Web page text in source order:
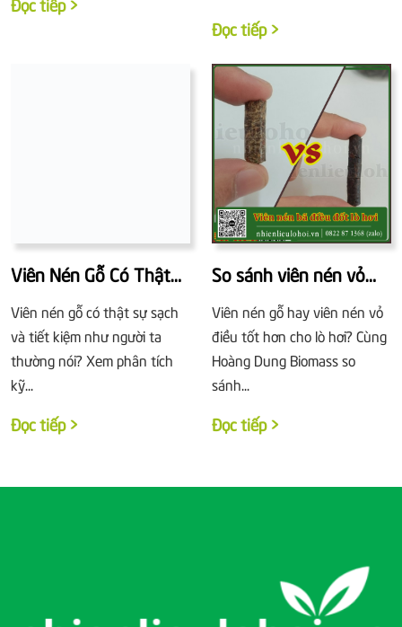
Đọc tiếp >
Viên Nén Gỗ Có Thật
Sự Là Nhiên Liệu Sạch?
Viên nén gỗ có thật sự sạch
và tiết kiệm như người ta
thường nói? Xem phân tích
kỹ...
Đọc tiếp >
So sánh viên nén vỏ
điều và viên nén gỗ:
Nhiệt trị, tro, hiệu suất
Viên nén gỗ hay viên nén vỏ
điều tốt hơn cho lò hơi? Cùng
Hoàng Dung Biomass so
sánh...
Đọc tiếp >